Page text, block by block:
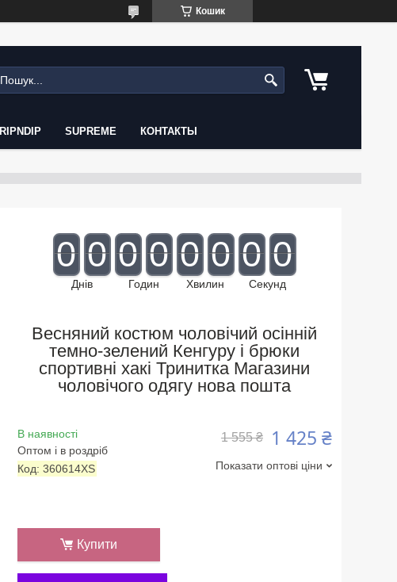
Кошик
RIPNDIP SUPREME КОНТАКТЫ
0 0
Днів
0 0
Годин
0 0
Хвилин
0 0
Секунд
Весняний костюм чоловічий осінній
темно-зелений Кенгуру і брюки
спортивні хакі Тринитка Магазини
чоловічого одягу нова пошта
В наявності
Оптом і в роздріб
Код: 360614XS
1 555 ₴ 1 425 ₴
Показати оптові ціни
Купити